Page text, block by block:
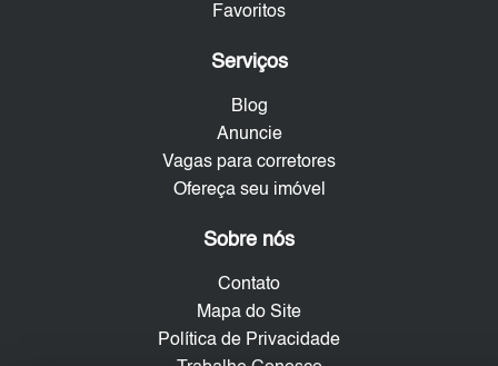
Favoritos
Serviços
Blog
Anuncie
Vagas para corretores
Ofereça seu imóvel
Sobre nós
Contato
Mapa do Site
Política de Privacidade